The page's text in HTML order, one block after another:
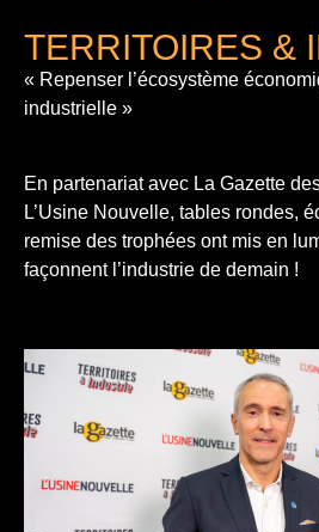
TERRITOIRES &
« Repenser l’écosystème
industrielle »
En partenariat avec La Gazette
L’Usine Nouvelle, tables rondes,
remise des trophées ont mis en
façonnent l’industrie de demain !